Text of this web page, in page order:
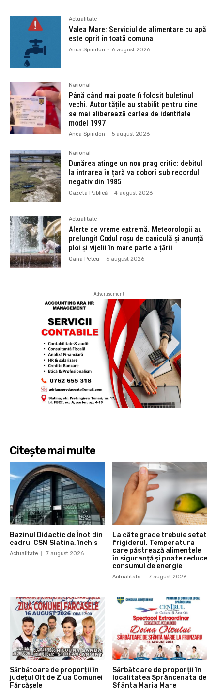
Actualitate
Valea Mare: Serviciul de alimentare cu apă
este oprit în toată comuna
Anca Spiridon - 6 august 2026
Naţional
Până când mai poate fi folosit buletinul
vechi. Autoritățile au stabilit pentru cine
se mai eliberează cartea de identitate
model 1997
Anca Spiridon - 5 august 2026
Naţional
Dunărea atinge un nou prag critic: debitul
la intrarea în țară va coborî sub recordul
negativ din 1985
Gazeta Publică - 4 august 2026
Actualitate
Alerte de vreme extremă. Meteorologii au
prelungit Codul roșu de caniculă și anunță
ploi și vijelii în mare parte a țării
Oana Petcu - 6 august 2026
- Advertisement -
Citește mai multe
Bazinul Didactic de Înot din
cadrul CSM Slatina, închis
Actualitate 7 august 2026
La câte grade trebuie setat
frigiderul. Temperatura
care păstrează alimentele
în siguranță și poate reduce
consumul de energie
Actualitate 7 august 2026
Sărbătoare de proporții în
județul Olt de Ziua Comunei
Fărcășele
Sărbătoare de proporții în
localitatea Sprâncenata de
Sfânta Maria Mare